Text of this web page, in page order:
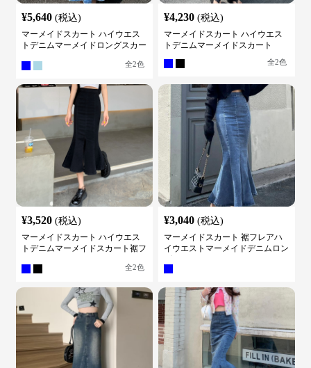
¥5,640 (税込)
マーメイドスカート ハイウエス
トデニムマーメイドロングスカー
全2色
¥4,230 (税込)
マーメイドスカート ハイウエス
トデニムマーメイドスカート
全2色
¥3,520 (税込)
マーメイドスカート ハイウエス
トデニムマーメイドスカート裾フ
全2色
¥3,040 (税込)
マーメイドスカート 裾フレアハ
イウエストマーメイドデニムロン